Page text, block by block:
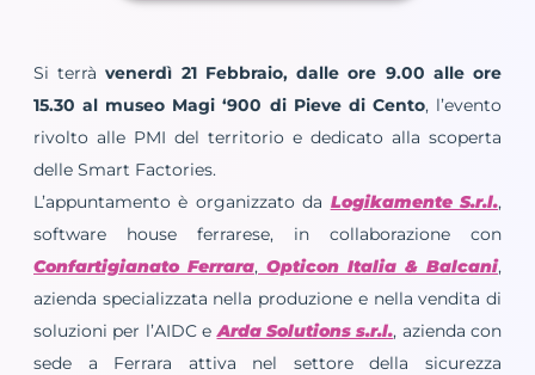
Si terràvenerdì 21 Febbraio, dalle ore 9.00 alle ore
15.30 al museo Magi ‘900 di Pieve di Cento, l’evento
rivolto alle PMI del territorio e dedicato alla scoperta
delle Smart Factories.
L’appuntamento è organizzato da Logikamente S.r.l.,
software house ferrarese, in collaborazione con
Confartigianato Ferrara, Opticon Italia & Balcani,
azienda specializzata nella produzione e nella vendita di
soluzioni per l’AIDC eArda Solutions s.r.l., azienda con
sede a Ferrara attiva nel settore della sicurezza